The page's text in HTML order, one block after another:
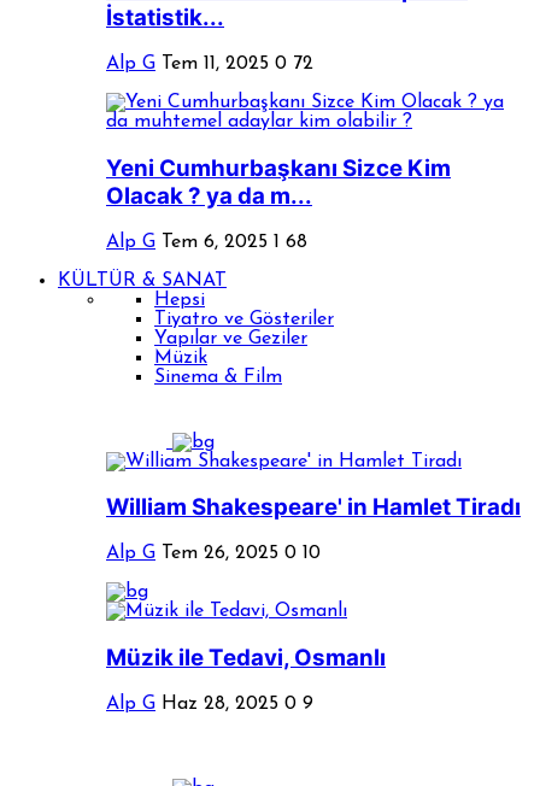
İstatistik...
Alp G Tem 11, 2025 0 72
Yeni Cumhurbaşkanı Sizce Kim
Olacak ? ya da m...
Alp G Tem 6, 2025 1 68
KÜLTÜR & SANAT
Hepsi
Tiyatro ve Gösteriler
Yapılar ve Geziler
Müzik
Sinema & Film
William Shakespeare' in Hamlet Tiradı
Alp G Tem 26, 2025 0 10
Müzik ile Tedavi, Osmanlı
Alp G Haz 28, 2025 0 9